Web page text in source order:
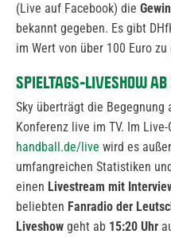
(Live auf Facebook) die
bekannt gegeben. Es gibt
im Wert von über 100 Euro zu
SPIELTAGS-LIVESHOW
Sky überträgt die
Konferenz live im TV. Im
handball.de/live wird es
umfangreichen Statistiken
einen Livestream mit
beliebten Fanradio der
Liveshow geht ab 15:20 Uhr